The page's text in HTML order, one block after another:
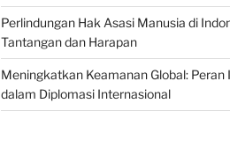
Perlindungan Hak Asasi Manusia di
Tantangan dan Harapan
Meningkatkan Keamanan Global: Peran
dalam Diplomasi Internasional